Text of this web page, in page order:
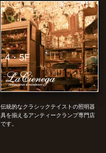
4・5F
伝統的なクラシックテイストの照明器
具を揃えるアンティークランプ専門店
です。